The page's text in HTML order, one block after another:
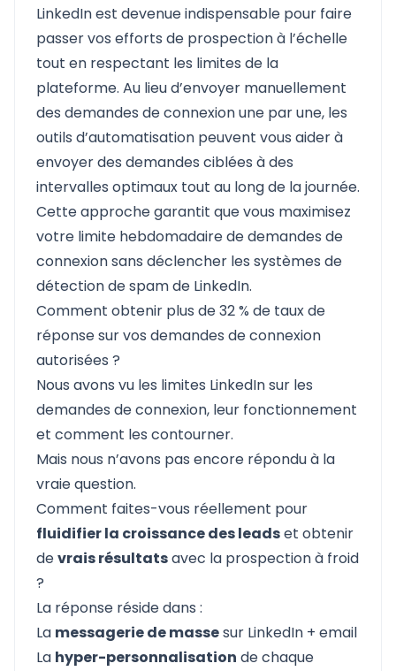
LinkedIn est devenue indispensable pour faire
passer vos efforts de prospection à l’échelle
tout en respectant les limites de la
plateforme. Au lieu d’envoyer manuellement
des demandes de connexion une par une, les
outils d’automatisation peuvent vous aider à
envoyer des demandes ciblées à des
intervalles optimaux tout au long de la journée.
Cette approche garantit que vous maximisez
votre limite hebdomadaire de demandes de
connexion sans déclencher les systèmes de
détection de spam de LinkedIn.
Comment obtenir plus de 32 % de taux de
réponse sur vos demandes de connexion
autorisées ?
Nous avons vu les limites LinkedIn sur les
demandes de connexion, leur fonctionnement
et comment les contourner.
Mais nous n’avons pas encore répondu à la
vraie question.
Comment faites-vous réellement pour
fluidifier la croissance des leadset obtenir
devrais résultatsavec la prospection à froid
?
La réponse réside dans :
La messagerie de massesur LinkedIn + email
La hyper-personnalisation de chaque